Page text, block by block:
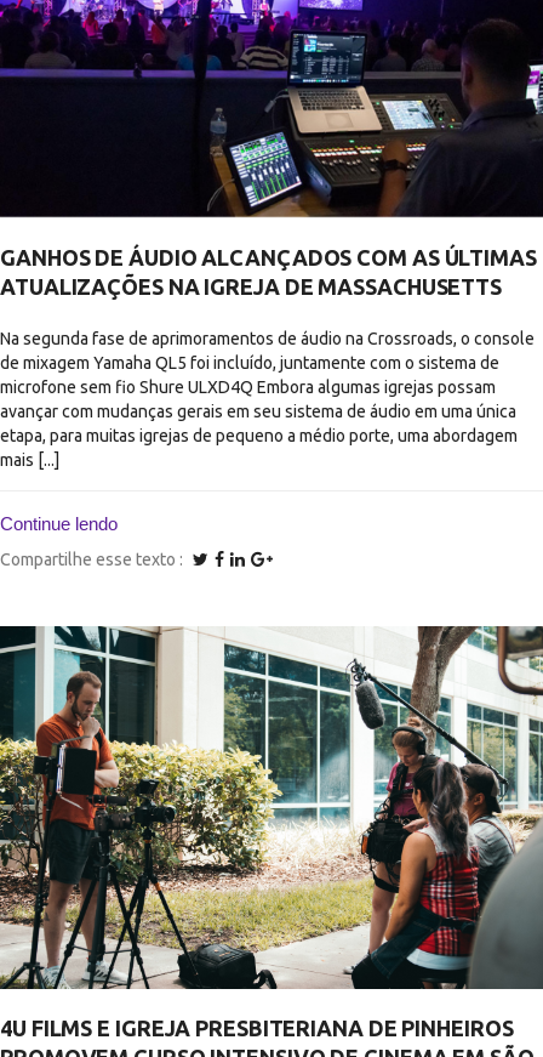
GANHOS DE ÁUDIO ALCANÇADOS COM AS ÚLTIMAS
ATUALIZAÇÕES NA IGREJA DE MASSACHUSETTS
Na segunda fase de aprimoramentos de áudio na Crossroads, o console
de mixagem Yamaha QL5 foi incluído, juntamente com o sistema de
microfone sem fio Shure ULXD4Q Embora algumas igrejas possam
avançar com mudanças gerais em seu sistema de áudio em uma única
etapa, para muitas igrejas de pequeno a médio porte, uma abordagem
mais [...]
Continue lendo
Compartilhe esse texto
4U FILMS E IGREJA PRESBITERIANA DE PINHEIROS